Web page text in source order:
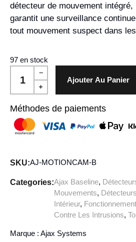
détecteur de mouvement intégré,
garantit une surveillance
tout mouvement suspect dans
97 en stock
Ajouter Au Panier
Méthodes de paiements
SKU:AJ-MOTIONCAM-B
Categories:Ajax Baseline,
Mouvements,
Intérieur,
Contre Les Intrusions,
Marque : Ajax Systems